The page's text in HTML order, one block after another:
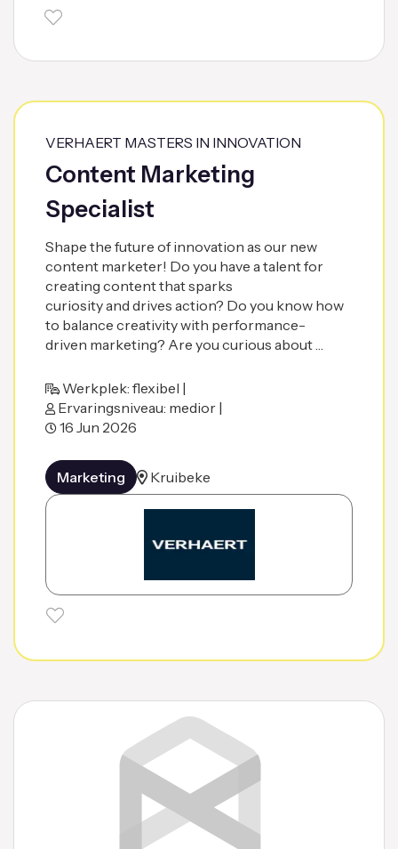
VERHAERT MASTERS IN INNOVATION
Content Marketing
Specialist
Shape the future of innovation as our new
content marketer! Do you have a talent for
creating content that sparks
curiosity and drives action? Do you know how
to balance creativity with performance-
driven marketing? Are you curious about …
Werkplek: flexibel |
Ervaringsniveau: medior |
16 Jun 2026
Marketing Kruibeke